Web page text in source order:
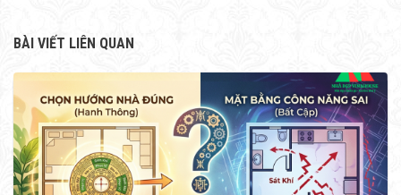
BÀI VIẾT LIÊN QUAN